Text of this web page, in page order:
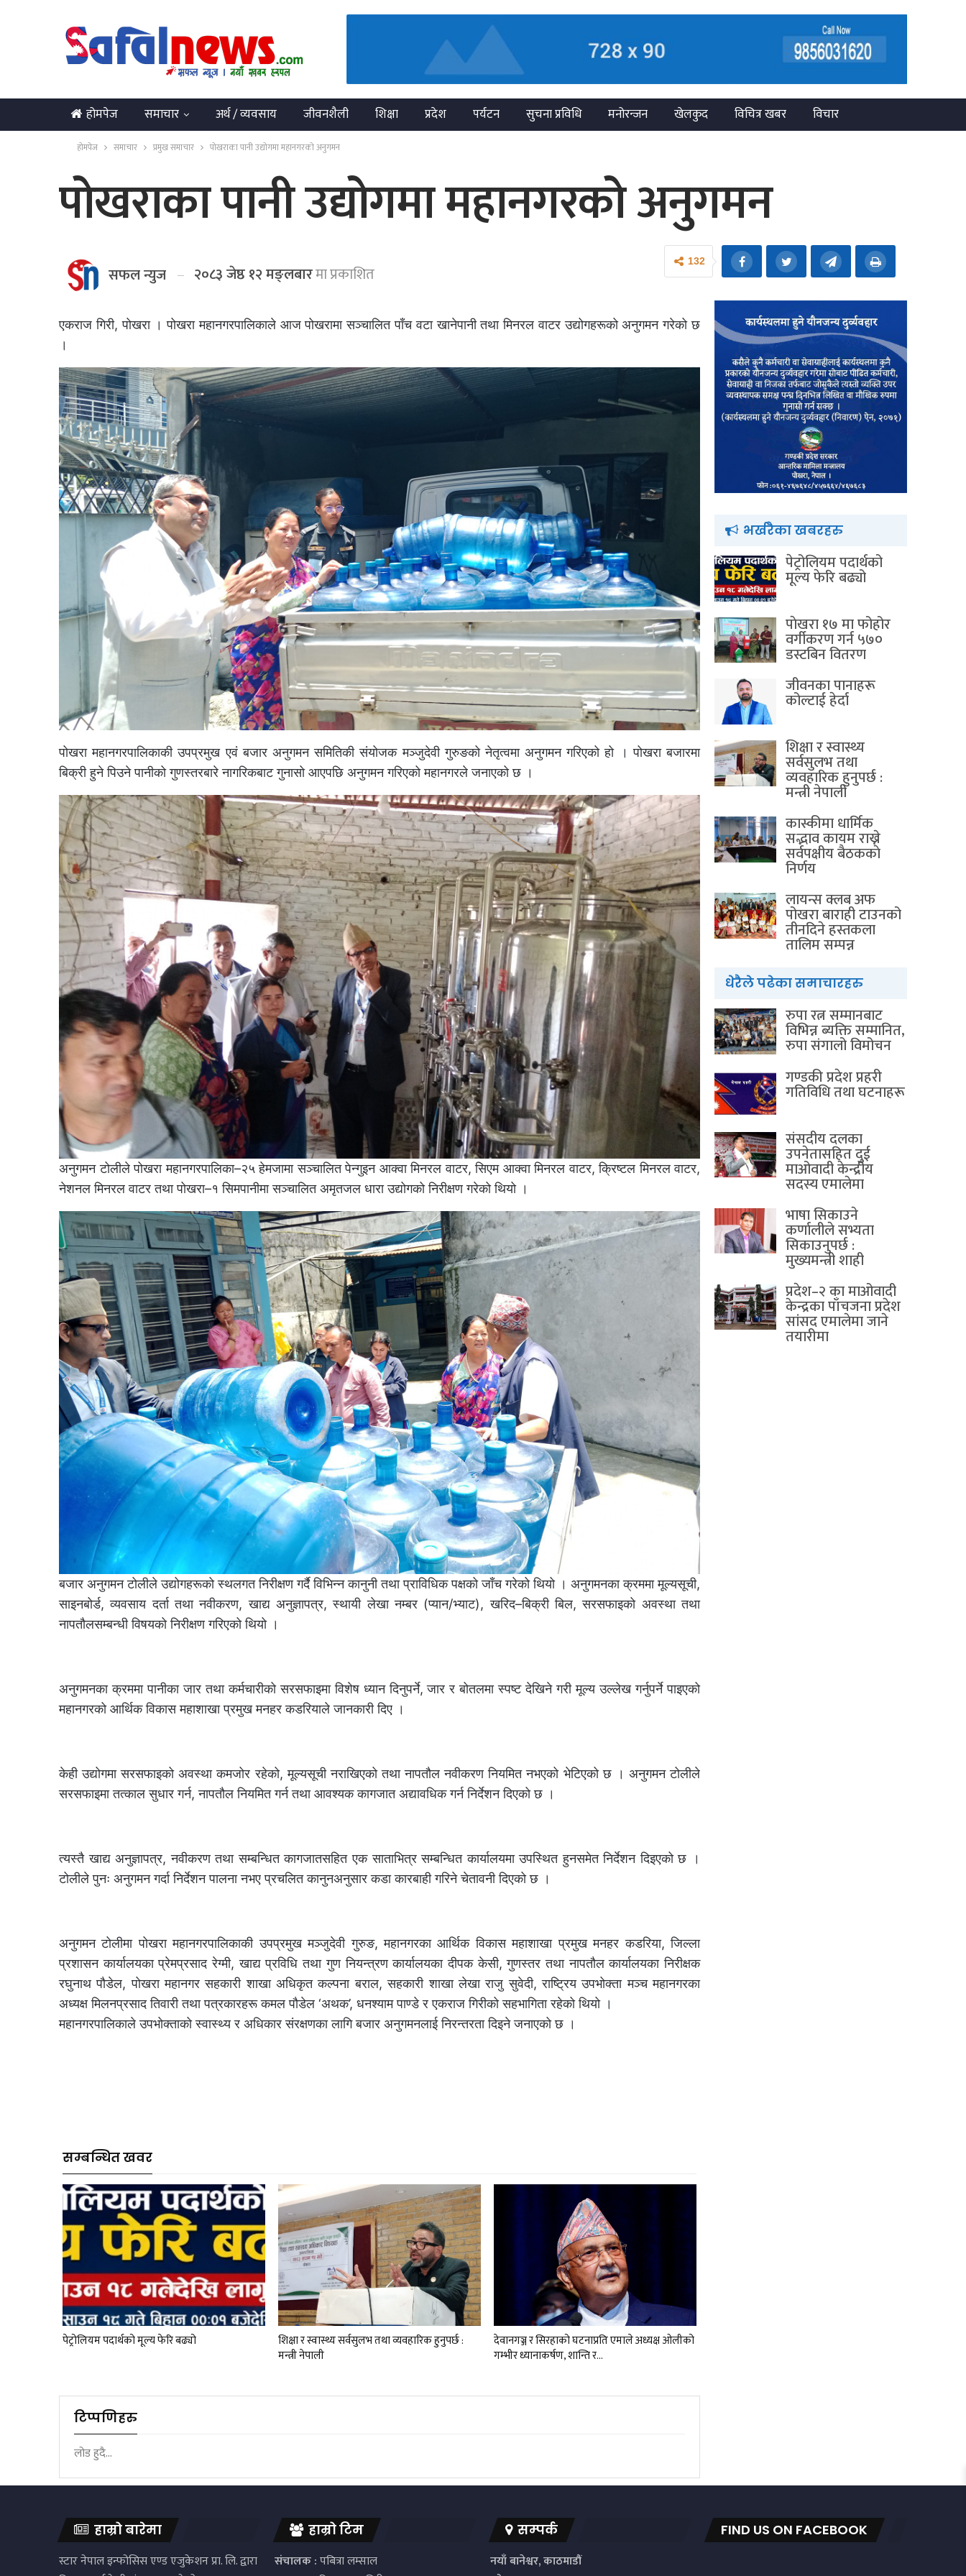
होमपेज समाचार अर्थ / व्यवसाय जीवनशैली शिक्षा प्रदेश पर्यटन सुचना प्रविधि मनोरन्जन खेलकुद विचित्र खबर
विचार
English
होमपेज समाचार प्रमुख समाचार पोखराका पानी उद्योगमा महानगरको अनुगमन
पोखराका पानी उद्योगमा महानगरको अनुगमन
सफल न्युज २०८३ जेष्ठ १२ मङ्लबारमा प्रकाशित
132
एकराज गिरी, पोखरा । पोखरा महानगरपालिकाले आज पोखरामा सञ्चालित पाँच वटा खानेपानी तथा मिनरल वाटर उद्योगहरूको अनुगमन गरेको छ
।
पोखरा महानगरपालिकाकी उपप्रमुख एवं बजार अनुगमन समितिकी संयोजक मञ्जुदेवी गुरुङको नेतृत्वमा अनुगमन गरिएको हो । पोखरा बजारमा
बिक्री हुने पिउने पानीको गुणस्तरबारे नागरिकबाट गुनासो आएपछि अनुगमन गरिएको महानगरले जनाएको छ ।
अनुगमन टोलीले पोखरा महानगरपालिका–२५ हेमजामा सञ्चालित पेन्गुइन आक्वा मिनरल वाटर, सिएम आक्वा मिनरल वाटर, क्रिष्टल मिनरल वाटर,
नेशनल मिनरल वाटर तथा पोखरा–१ सिमपानीमा सञ्चालित अमृतजल धारा उद्योगको निरीक्षण गरेको थियो ।
बजार अनुगमन टोलीले उद्योगहरूको स्थलगत निरीक्षण गर्दै विभिन्न कानुनी तथा प्राविधिक पक्षको जाँच गरेको थियो । अनुगमनका क्रममा मूल्यसूची,
साइनबोर्ड, व्यवसाय दर्ता तथा नवीकरण, खाद्य अनुज्ञापत्र, स्थायी लेखा नम्बर (प्यान/भ्याट), खरिद–बिक्री बिल, सरसफाइको अवस्था तथा
नापतौलसम्बन्धी विषयको निरीक्षण गरिएको थियो ।
अनुगमनका क्रममा पानीका जार तथा कर्मचारीको सरसफाइमा विशेष ध्यान दिनुपर्ने, जार र बोतलमा स्पष्ट देखिने गरी मूल्य उल्लेख गर्नुपर्ने पाइएको
महानगरको आर्थिक विकास महाशाखा प्रमुख मनहर कडरियाले जानकारी दिए ।
केही उद्योगमा सरसफाइको अवस्था कमजोर रहेको, मूल्यसूची नराखिएको तथा नापतौल नवीकरण नियमित नभएको भेटिएको छ । अनुगमन टोलीले
सरसफाइमा तत्काल सुधार गर्न, नापतौल नियमित गर्न तथा आवश्यक कागजात अद्यावधिक गर्न निर्देशन दिएको छ ।
त्यस्तै खाद्य अनुज्ञापत्र, नवीकरण तथा सम्बन्धित कागजातसहित एक साताभित्र सम्बन्धित कार्यालयमा उपस्थित हुनसमेत निर्देशन दिइएको छ ।
टोलीले पुनः अनुगमन गर्दा निर्देशन पालना नभए प्रचलित कानुनअनुसार कडा कारबाही गरिने चेतावनी दिएको छ ।
अनुगमन टोलीमा पोखरा महानगरपालिकाकी उपप्रमुख मञ्जुदेवी गुरुङ, महानगरका आर्थिक विकास महाशाखा प्रमुख मनहर कडरिया, जिल्ला
प्रशासन कार्यालयका प्रेमप्रसाद रेग्मी, खाद्य प्रविधि तथा गुण नियन्त्रण कार्यालयका दीपक केसी, गुणस्तर तथा नापतौल कार्यालयका निरीक्षक
रघुनाथ पौडेल, पोखरा महानगर सहकारी शाखा अधिकृत कल्पना बराल, सहकारी शाखा लेखा राजु सुवेदी, राष्ट्रिय उपभोक्ता मञ्च महानगरका
अध्यक्ष मिलनप्रसाद तिवारी तथा पत्रकारहरू कमल पौडेल ‘अथक’, धनश्याम पाण्डे र एकराज गिरीको सहभागिता रहेको थियो ।
महानगरपालिकाले उपभोक्ताको स्वास्थ्य र अधिकार संरक्षणका लागि बजार अनुगमनलाई निरन्तरता दिइने जनाएको छ ।
सम्बन्धित खवर
पेट्रोलियम पदार्थको मूल्य फेरि बढ्यो
शिक्षा र स्वास्थ्य सर्वसुलभ तथा व्यवहारिक हुनुपर्छ :
मन्त्री नेपाली
देवानगञ्ज र सिरहाको घटनाप्रति एमाले अध्यक्ष ओलीको
गम्भीर ध्यानाकर्षण, शान्ति र…
टिप्पणिहरु
लोड हुदै...
भर्खरैका खबरहरु
पेट्रोलियम पदार्थको
मूल्य फेरि बढ्यो
पाेखरा १७ मा फोहोर
वर्गीकरण गर्न ५७०
डस्टबिन वितरण
जीवनका पानाहरू
कोल्टाई हेर्दा
शिक्षा र स्वास्थ्य
सर्वसुलभ तथा
व्यवहारिक हुनुपर्छ :
मन्त्री नेपाली
कास्कीमा धार्मिक
सद्भाव कायम राख्ने
सर्वपक्षीय बैठककाे
निर्णय
लायन्स क्लब अफ
पोखरा बाराही टाउनको
तीनदिने हस्तकला
तालिम सम्पन्न
धेरैले पढेका समाचारहरु
रुपा रत्न सम्मानबाट
विभिन्न ब्यक्ति सम्मानित,
रुपा संगालो विमोचन
गण्डकी प्रदेश प्रहरी
गतिविधि तथा घटनाहरू
संसदीय दलका
उपनेतासहित दुई
माओवादी केन्द्रीय
सदस्य एमालेमा
भाषा सिकाउने
कर्णालीले सभ्यता
सिकाउनुपर्छ :
मुख्यमन्त्री शाही
प्रदेश–२ का माओवादी
केन्द्रका पाँचजना प्रदेश
सांसद एमालेमा जाने
तयारीमा
हाम्रो बारेमा
स्टार नेपाल इन्फोसिस एण्ड एजुकेशन प्रा. लि. द्वारा
हाम्रो टिम
संचालक :पबित्रा लम्साल
सम्पर्क
नयाँ बानेश्वर, काठमाडौं
FIND US ON FACEBOOK